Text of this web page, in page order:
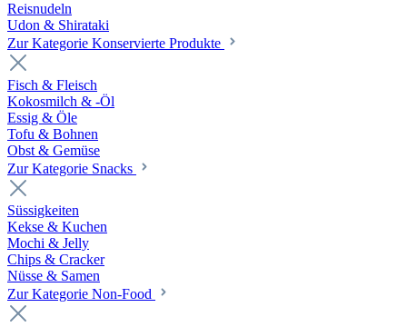
Reisnudeln
Udon & Shirataki
Zur Kategorie Konservierte Produkte
Fisch & Fleisch
Kokosmilch & -Öl
Essig & Öle
Tofu & Bohnen
Obst & Gemüse
Zur Kategorie Snacks
Süssigkeiten
Kekse & Kuchen
Mochi & Jelly
Chips & Cracker
Nüsse & Samen
Zur Kategorie Non-Food